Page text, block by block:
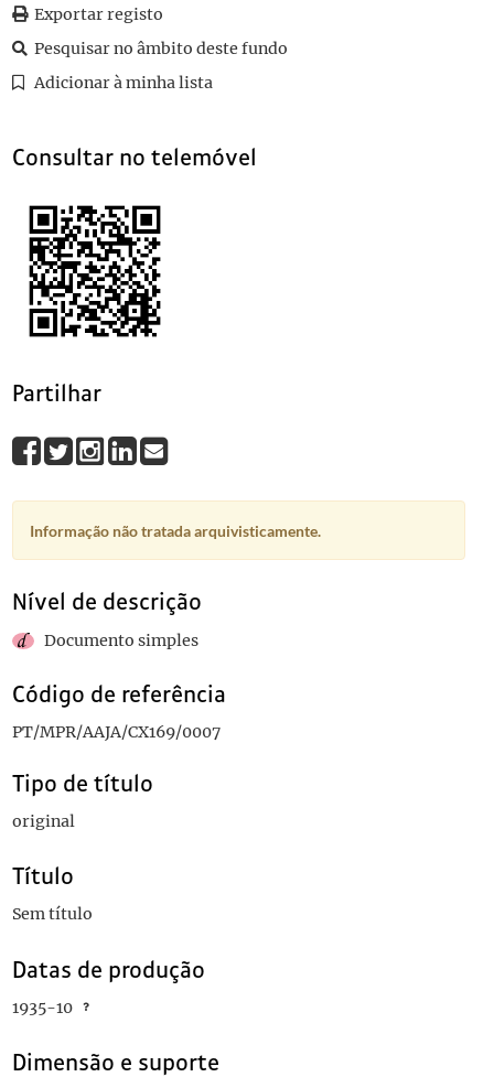
0010 Sem título
0011
Sem título
1929-01-23
Exportar registo
Pesquisar no âmbito deste fundo
Adicionar à minha lista
Consultar no telemóvel
Partilhar
Informação não tratada arquivisticamente.
Nível de descrição
Documento simples
Código de referência
PT/MPR/AAJA/CX169/0007
Tipo de título
original
Título
Sem título
Datas de produção
1935-10
Dimensão e suporte